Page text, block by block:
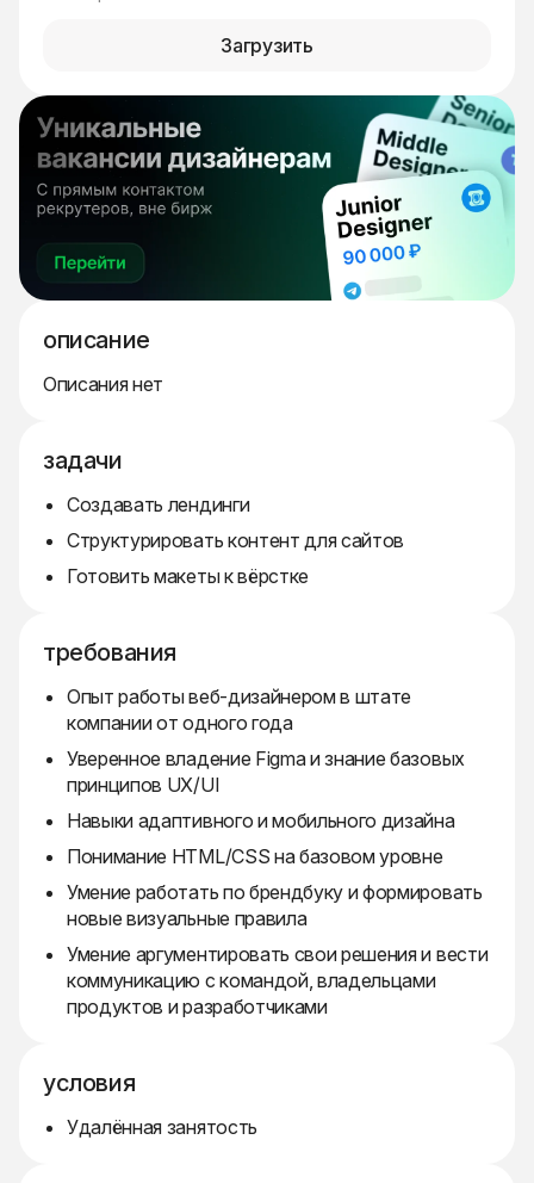
Загрузить
описание
Описания нет
задачи
Создавать лендинги
Структурировать контент для сайтов
Готовить макеты к вёрстке
требования
Опыт работы веб-дизайнером в штате
компании от одного года
Уверенное владение Figma и знание базовых
принципов UX/UI
Навыки адаптивного и мобильного дизайна
Понимание HTML/CSS на базовом уровне
Умение работать по брендбуку и формировать
новые визуальные правила
Умение аргументировать свои решения и вести
коммуникацию с командой, владельцами
продуктов и разработчиками
условия
Удалённая занятость